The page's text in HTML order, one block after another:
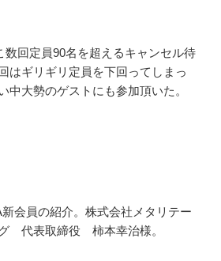
数回定員90名を超えるキャンセル待
はギリギリ定員を下回ってしまっ
中大勢のゲストにも参加頂いた。
会員の紹介。株式会社メタリテー
代表取締役 柿本幸治様。